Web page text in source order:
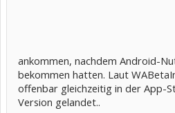
ankommen, nachdem Android-
bekommen hatten. Laut
offenbar gleichzeitig in der App-
Version gelandet..